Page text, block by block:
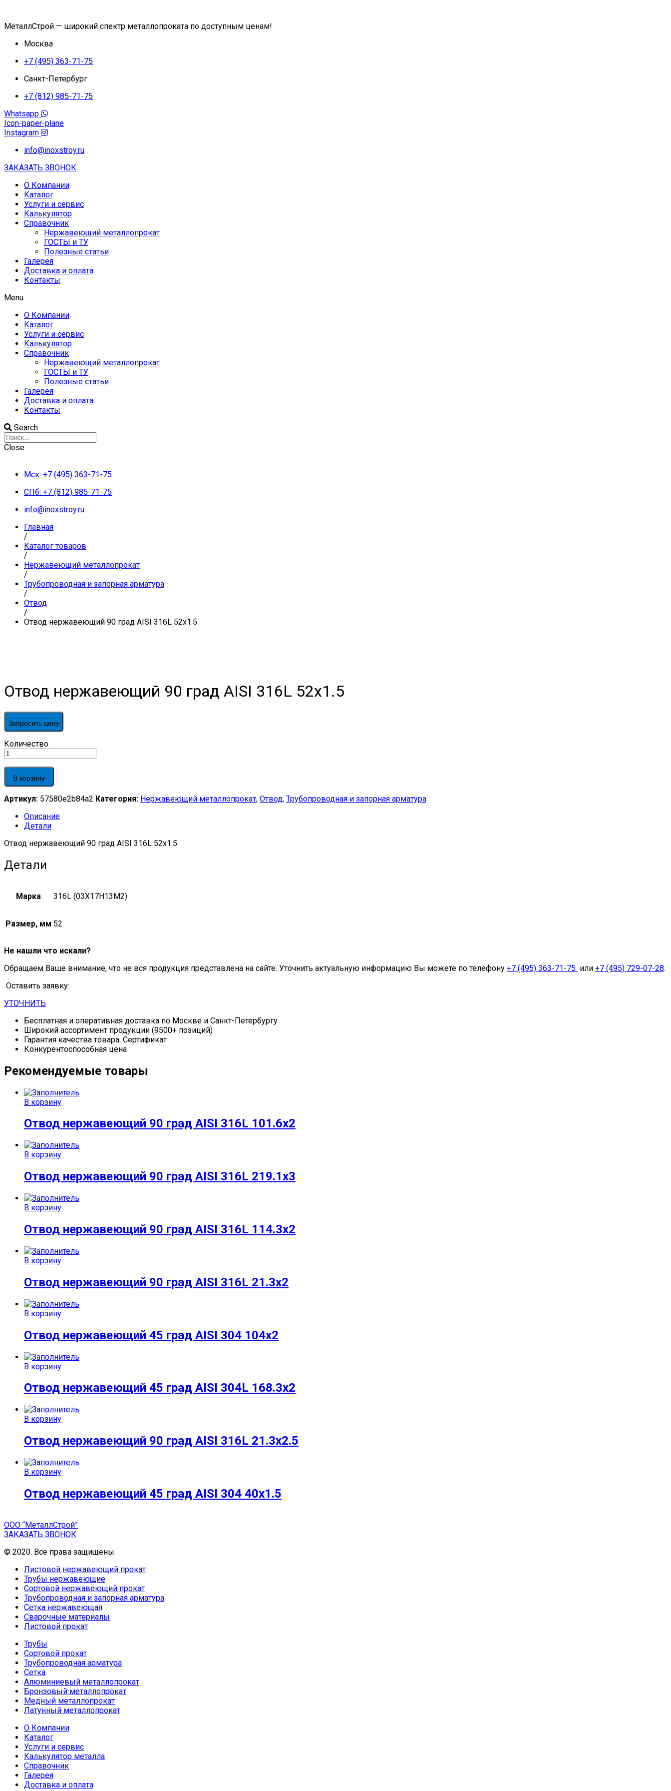
МеталлСтрой — широкий спектр металлопроката по доступным ценам!
Москва
+7 (495) 363-71-75
Санкт-Петербург
+7 (812) 985-71-75
Whatsapp
Icon-paper-plane
Instagram
info@inoxstroy.ru
ЗАКАЗАТЬ ЗВОНОК
О Компании
Каталог
Услуги и сервис
Калькулятор
Справочник
Нержавеющий металлопрокат
ГОСТЫ и ТУ
Полезные статьи
Галерея
Доставка и оплата
Контакты
Menu
О Компании
Каталог
Услуги и сервис
Калькулятор
Справочник
Нержавеющий металлопрокат
ГОСТЫ и ТУ
Полезные статьи
Галерея
Доставка и оплата
Контакты
Search
Close
Мск: +7 (495) 363-71-75
СПб: +7 (812) 985-71-75
info@inoxstroy.ru
Главная
/
Каталог товаров
/
Нержавеющий металлопрокат
/
Трубопроводная и запорная арматура
/
Отвод
/
Отвод нержавеющий 90 град AISI 316L 52х1.5
Отвод нержавеющий 90 град AISI 316L 52х1.5
Запросить цену
Отвод
нержавеющий
90
град
AISI
52х1.5
Количество
В корзину
Артикул: 57580e2b84a2 Категория: Нержавеющий металлопрокат, Отвод, Трубопроводная и запорная арматура
Описание
Детали
Отвод нержавеющий 90 град AISI 316L 52х1.5
Детали
Марка 316L (03Х17Н13М2)
Размер, мм 52
Не нашли что искали?
Обращаем Ваше внимание, что не вся продукция представлена на сайте. Уточнить актуальную информацию Вы можете по телефону +7 (495) 363-71-75 или +7 (495) 729-07-28.
Оставить заявку:
УТОЧНИТЬ
Бесплатная и оперативная доставка по Москве и Санкт-Петербургу
Широкий ассортимент продукции (9500+ позиций)
Гарантия качества товара. Сертификат
Конкурентоспособная цена
Рекомендуемые товары
В корзину
Отвод нержавеющий 90 град AISI 316L 101.6х2
В корзину
Отвод нержавеющий 90 град AISI 316L 219.1х3
В корзину
Отвод нержавеющий 90 град AISI 316L 114.3х2
В корзину
Отвод нержавеющий 90 град AISI 316L 21.3х2
В корзину
Отвод нержавеющий 45 град AISI 304 104х2
В корзину
Отвод нержавеющий 45 град AISI 304L 168.3х2
В корзину
Отвод нержавеющий 90 град AISI 316L 21.3х2.5
В корзину
Отвод нержавеющий 45 град AISI 304 40х1.5
ООО “МеталлСтрой”
ЗАКАЗАТЬ ЗВОНОК
© 2020. Все права защищены.
Листовой нержавеющий прокат
Трубы нержавеющие
Сортовой нержавеющий прокат
Трубопроводная и запорная арматура
Сетка нержавеющая
Сварочные материалы
Листовой прокат
Трубы
Сортовой прокат
Трубопроводная арматура
Сетка
Алюминиевый металлопрокат
Бронзовый металлопрокат
Медный металлопрокат
Латунный металлопрокат
О Компании
Каталог
Услуги и сервис
Калькулятор металла
Справочник
Галерея
Доставка и оплата